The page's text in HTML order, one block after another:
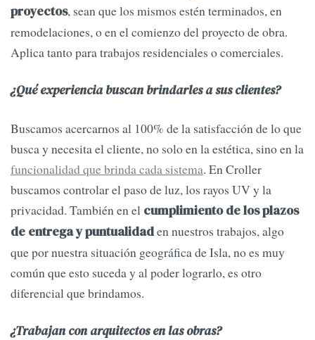
proyectos, sean que los mismos estén terminados, en
remodelaciones, o en el comienzo del proyecto de obra.
Aplica tanto para trabajos residenciales o comerciales.
¿Qué experiencia buscan brindarles a sus clientes?
Buscamos acercarnos al 100% de la satisfacción de lo que
busca y necesita el cliente, no solo en la estética, sino en la
funcionalidad que brinda cada sistema. En Croller
buscamos controlar el paso de luz, los rayos UV y la
privacidad. También en el cumplimiento de los plazos
de entrega y puntualidaden nuestros trabajos, algo
que por nuestra situación geográfica de Isla, no es muy
común que esto suceda y al poder lograrlo, es otro
diferencial que brindamos.
¿Trabajan con arquitectos en las obras?